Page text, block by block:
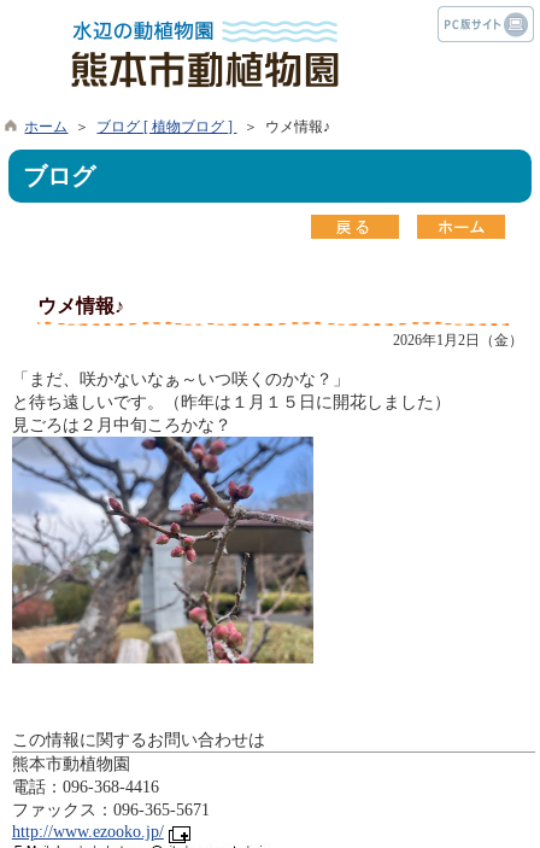
ホーム ＞ ブログ [ 植物ブログ ] ＞ ウメ情報♪
ブログ
ウメ情報♪
2026年1月2日（金）
「まだ、咲かないなぁ～いつ咲くのかな？」
と待ち遠しいです。（昨年は１月１５日に開花しました）
見ごろは２月中旬ころかな？
この情報に関するお問い合わせは
熊本市動植物園
電話：096-368-4416
ファックス：096-365-5671
http://www.ezooko.jp/